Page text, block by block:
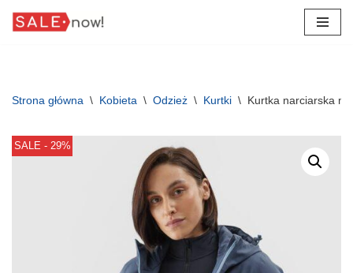
Strona główna \ Kobieta \ Odzież \ Kurtki \ Kurtka narciarska
SALE - 29%